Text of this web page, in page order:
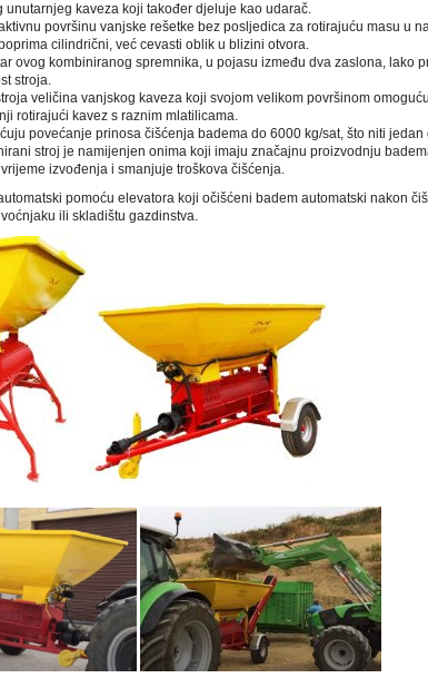
unutarnjeg kaveza koji također djeluje kao udarač.
površinu vanjske rešetke bez posljedica za rotirajuću masu u
cilindrični, već cevasti oblik u blizini otvora.
ovog kombiniranog spremnika, u pojasu između dva zaslona, ​​lako
stroja.
veličina vanjskog kaveza koji svojom velikom površinom
rotirajući kavez s raznim mlatilicama.
povećanje prinosa čišćenja badema do 6000 kg/sat, što niti jedan
stroj je namijenjen onima koji imaju značajnu proizvodnju
izvođenja i smanjuje troškova čišćenja.
pomoću elevatora koji očišćeni badem automatski nakon
ili skladištu gazdinstva.